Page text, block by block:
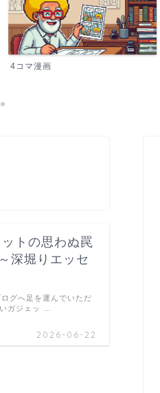
トの思わぬ罠
深堀りエッセ
2026-06-22
グへ足を運んでいただ
ガジェッ …